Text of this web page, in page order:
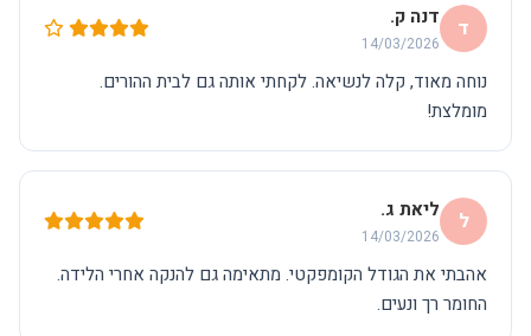
ד דנה ק.
14/03/2026
נוחה מאוד, קלה לנשיאה. לקחתי אותה גם לבית ההורים.
מומלצת!
ל ליאת ג.
14/03/2026
אהבתי את הגודל הקומפקטי. מתאימה גם להנקה אחרי הלידה.
החומר רך ונעים.